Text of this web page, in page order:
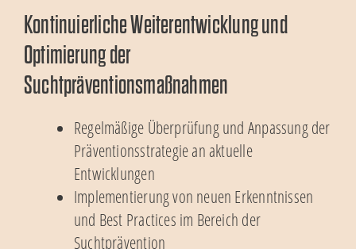
Kontinuierliche Weiterentwicklung und
Optimierung der
Suchtpräventionsmaßnahmen
Regelmäßige Überprüfung und Anpassung der
Präventionsstrategie an aktuelle
Entwicklungen
Implementierung von neuen Erkenntnissen
und Best Practices im Bereich der
Suchtprävention